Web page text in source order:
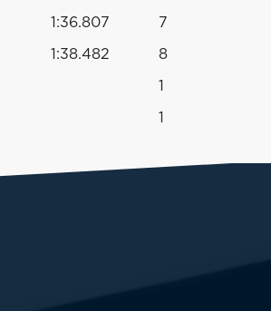
1:36.807 7
1:38.482 8
1
1